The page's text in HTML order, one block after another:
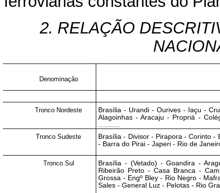
2. RELAÇÃO
Denominação
Tronco Nordeste
Brasília - Urandi - Ourives - Iaçu -
Alagoinhas - Aracaju - Propriá -
...........
Tronco Sudeste
Brasília - Divisor - Pirapora - Corinto -
- Barra do Pirai - Japeri - Rio de
Tronco Sul
Brasília - (Vetado) - Goandira -
Ribeirão Preto - Casa Branca -
Grossa - Engº Bley - Rio Negro -
Sales - General Luz - Pelotas - Rio